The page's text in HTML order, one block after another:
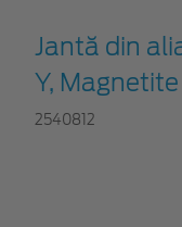
Jantă din
Y, Magnetite
2540812